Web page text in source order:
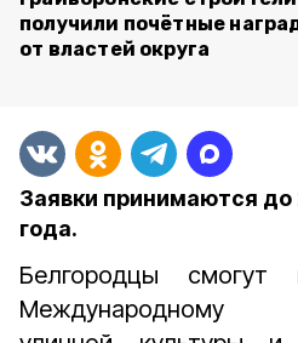
получили почётные
от властей округа
Заявки принимаются до
года.
Белгородцы смогут
Международному